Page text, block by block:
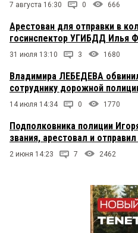
7 августа 16:30 0 666
Арестован для отправки в
госинспектор УГИБДД Илья
31 июля 13:10 3 1680
Владимира ЛЕБЕДЕВА
сотруднику дорожной
14 июля 14:34 0 1770
Подполковника полиции
звания, арестовал и
2 июня 14:23 7 2462